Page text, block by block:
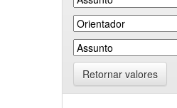
Retornar valores